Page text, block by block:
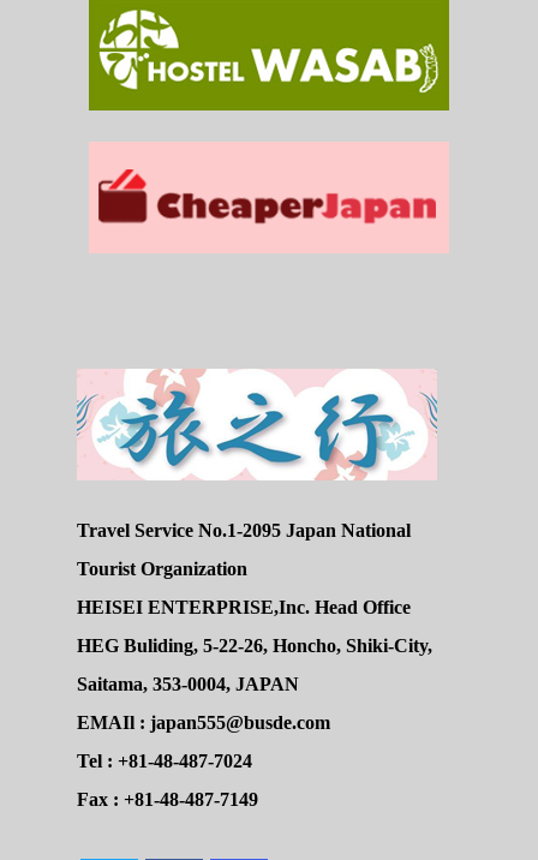
Travel Service No.1-2095 Japan National
Tourist Organization
HEISEI ENTERPRISE,Inc. Head Office
HEG Buliding, 5-22-26, Honcho, Shiki-City,
Saitama, 353-0004, JAPAN
EMAIl : japan555@busde.com
Tel : +81-48-487-7024
Fax : +81-48-487-7149